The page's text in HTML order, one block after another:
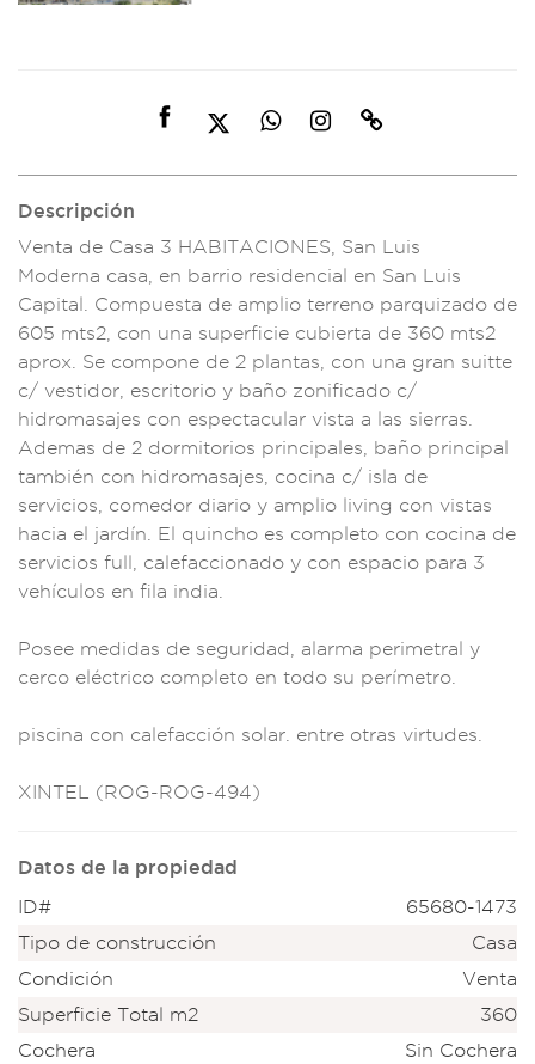
Descripción
Venta de Casa 3 HABITACIONES, San Luis
Moderna casa, en barrio residencial en San Luis
Capita l. Compuesta de amplio terreno parquizado de
605 mts2, con una superficie cubierta de 360 mts2
aprox. Se compone de 2 plantas, con una gran suitte
c/ vestidor, escritorio y baño zonificado c/
hidromasajes con espectacul ar vista a las sierras.
Ademas de 2 dormitorios principales, baño principal
también con hidromasajes, cocina c/ isla de
servicios, comedor diario y amplio living con vistas
hacia el jardín. El quincho es completo con cocina de
servicios full, calefaccionado y con espacio para 3
vehículos en f ila india.
Posee medidas de seguridad, alarma perimetra l y
cerco eléctrico completo en todo su perímetro.
piscina con calefacción solar. entre otras virtudes.
XINTEL (ROG-ROG-494)
Datos de la propiedad
ID#
65680-1473
Tipo de construcción
Casa
Condición
Venta
Superficie Total m2
360
Cochera
Sin Cochera